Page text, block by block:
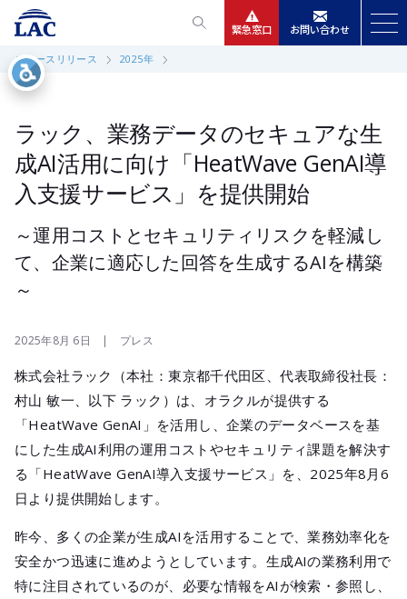
緊急窓口 お問い合わせ
ニュースリリース
会社情報
IR情報
メールマガ
公式SNS
ニュースリリース 2025年
ラック、業務データのセキュアな生
成AI活用に向け「HeatWave GenAI導
入支援サービス」を提供開始
～運用コストとセキュリティリスクを軽減し
て、企業に適応した回答を生成するAIを構築
～
2025年8月 6日 | プレス
株式会社ラック（本社：東京都千代田区、代表取締役社長：
村山 敏一、以下 ラック）は、オラクルが提供する
「HeatWave GenAI」を活用し、企業のデータベースを基
にした生成AI利用の運用コストやセキュリティ課題を解決す
る「HeatWave GenAI導入支援サービス」を、2025年8月6
日より提供開始します。
昨今、多くの企業が生成AIを活用することで、業務効率化を
安全かつ迅速に進めようとしています。生成AIの業務利用で
特に注目されているのが、必要な情報をAIが検索・参照し、